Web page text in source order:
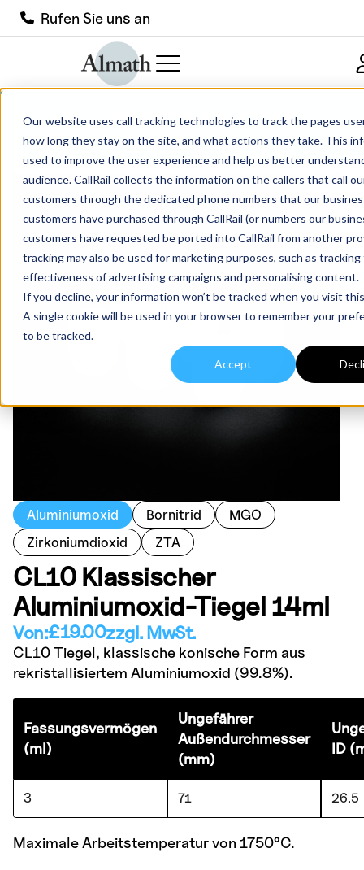
Our website uses call tracking technologies to track the pages
how long they stay on the site, and what actions they take. This
used to improve the user experience and help us better
audience. CallRail collects the information on the callers that call
customers through the dedicated phone numbers that our
customers have purchased through CallRail (or numbers our
customers have requested be ported into CallRail from another
tracking may also be used for marketing purposes, such as
effectiveness of advertising campaigns and personalising content.
If you decline, your information won’t be tracked when you visit
A single cookie will be used in your browser to remember your
to be tracked.
Accept
Rufen Sie uns an
CL10 Klassischer Aluminiumoxid-
Tiegel 14ml
Aluminiumoxid Bornitrid
MGO
Zirkoniumdioxid
ZTA
CL10 Klassischer
Aluminiumoxid-Tiegel 14ml
Von:£19.00zzgl. MwSt.
CL10 Tiegel, klassische konische Form aus
rekristallisiertem Aluminiumoxid (99.8%).
Fassungsvermögen
(ml)
Ungefährer
Außendurchmesser
(mm)
ID
3 71 26.5
Maximale Arbeitstemperatur von 1750°C.